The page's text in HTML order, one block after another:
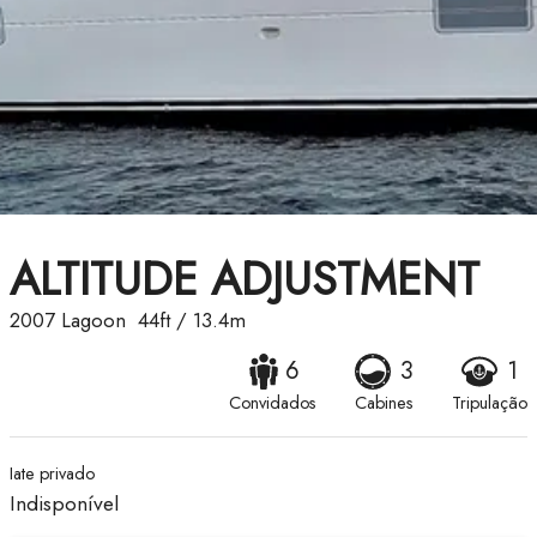
ALTITUDE ADJUSTMENT
2007 Lagoon 44ft/ 13.4m
6
Convidados
3
Cabines
1
Tripulação
Iate privado
Indisponível